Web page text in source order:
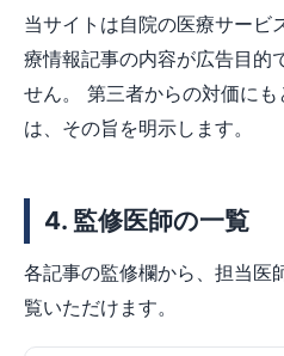
当サイトは自院の医療サービ
療情報記事の内容が広告目的
せん。 第三者からの対価に
は、その旨を明示します。
4. 監修医師の一覧
各記事の監修欄から、担当医
覧いただけます。